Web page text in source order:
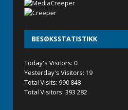
BESØKSSTATISTIKK
Today's Visitors:0
Yesterday's Visitors: 19
Total Visits: 990 848
Total Visitors:393 282